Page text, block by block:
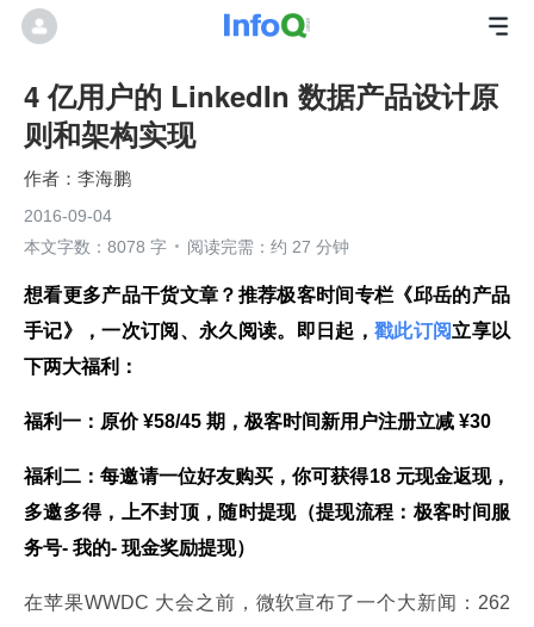
4 亿用户的 LinkedIn 数据产品设计原
则和架构实现
李海鹏
2016-09-04
本文字数：8078 字
阅读完需：约 27 分钟
想看更多产品干货文章？推荐极客时间专栏《邱岳的产品
手记》，一次订阅、永久阅读。即日起， 戳此订阅立享以
下两大福利：
福利一：原价 ¥58/45 期，极客时间新用户注册立减 ¥30
福利二：每邀请一位好友购买，你可获得18 元现金返现，
多邀多得，上不封顶，随时提现（提现流程：极客时间服
务号- 我的- 现金奖励提现）
在苹果WWDC 大会之前，微软宣布了一个大新闻：262